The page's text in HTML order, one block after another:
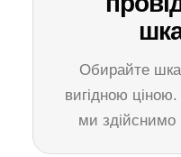
Обирайте
вигідною
ми здійснимо